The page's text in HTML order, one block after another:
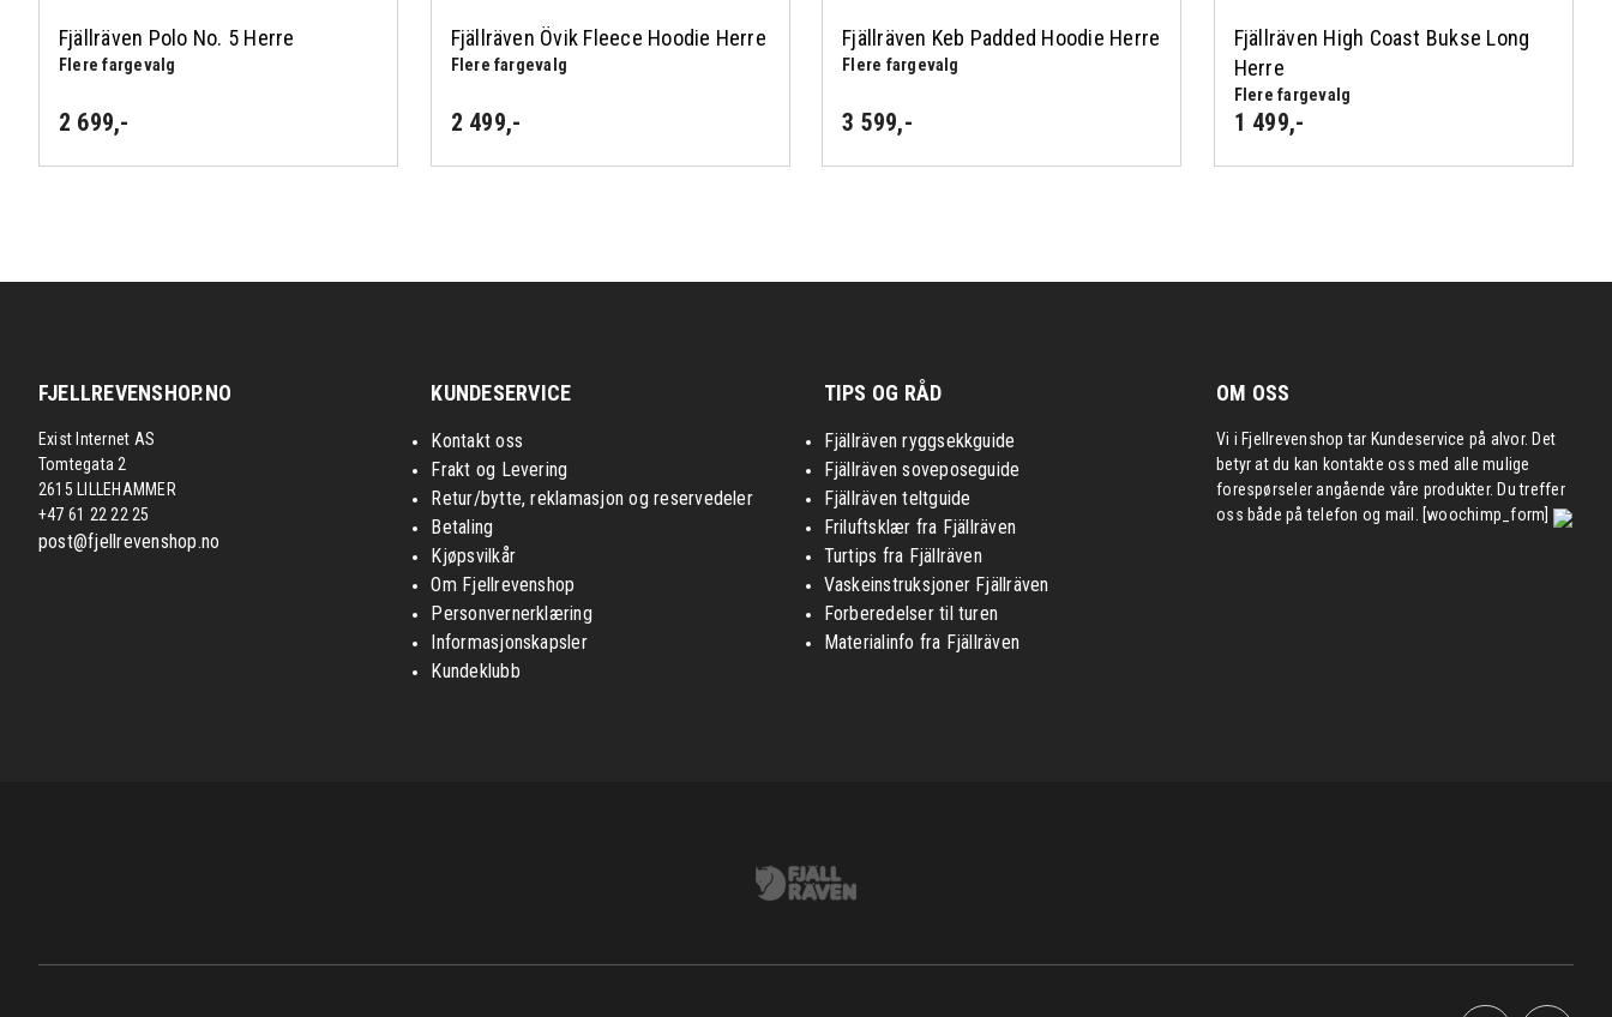
Fjällräven Polo No. 5 Herre
Flere fargevalg
2 699,-
Fjällräven Övik Fleece Hoodie Herre
Flere fargevalg
2 499,-
Fjällräven Keb Padded Hoodie Herre
Flere fargevalg
3 599,-
Fjällräven High Coast Bukse Long
Herre
Flere fargevalg
1 499,-
FJELLREVENSHOP.NO
Exist Internet AS
Tomtegata 2
2615 LILLEHAMMER
+47 61 22 22 25
post@fjellrevenshop.no
KUNDESERVICE
Kontakt oss
Frakt og Levering
Retur/bytte, reklamasjon og reservedeler
Betaling
Kjøpsvilkår
Om Fjellrevenshop
Personvernerklæring
Informasjonskapsler
Kundeklubb
TIPS OG RÅD
Fjällräven ryggsekkguide
Fjällräven soveposeguide
Fjällräven teltguide
Friluftsklær fra Fjällräven
Turtips fra Fjällräven
Vaskeinstruksjoner Fjällräven
Forberedelser til turen
Materialinfo fra Fjällräven
OM OSS
Vi i Fjellrevenshop tar Kundeservice på alvor. Det
betyr at du kan kontakte oss med alle mulige
forespørseler angående våre produkter. Du treffer
oss både på telefon og mail. [woochimp_form]